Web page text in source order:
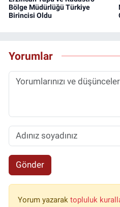
Bölge Müdürlüğü Türkiye
Birincisi Oldu
Yorumlar
Gönder
Yorum yazarak topluluk